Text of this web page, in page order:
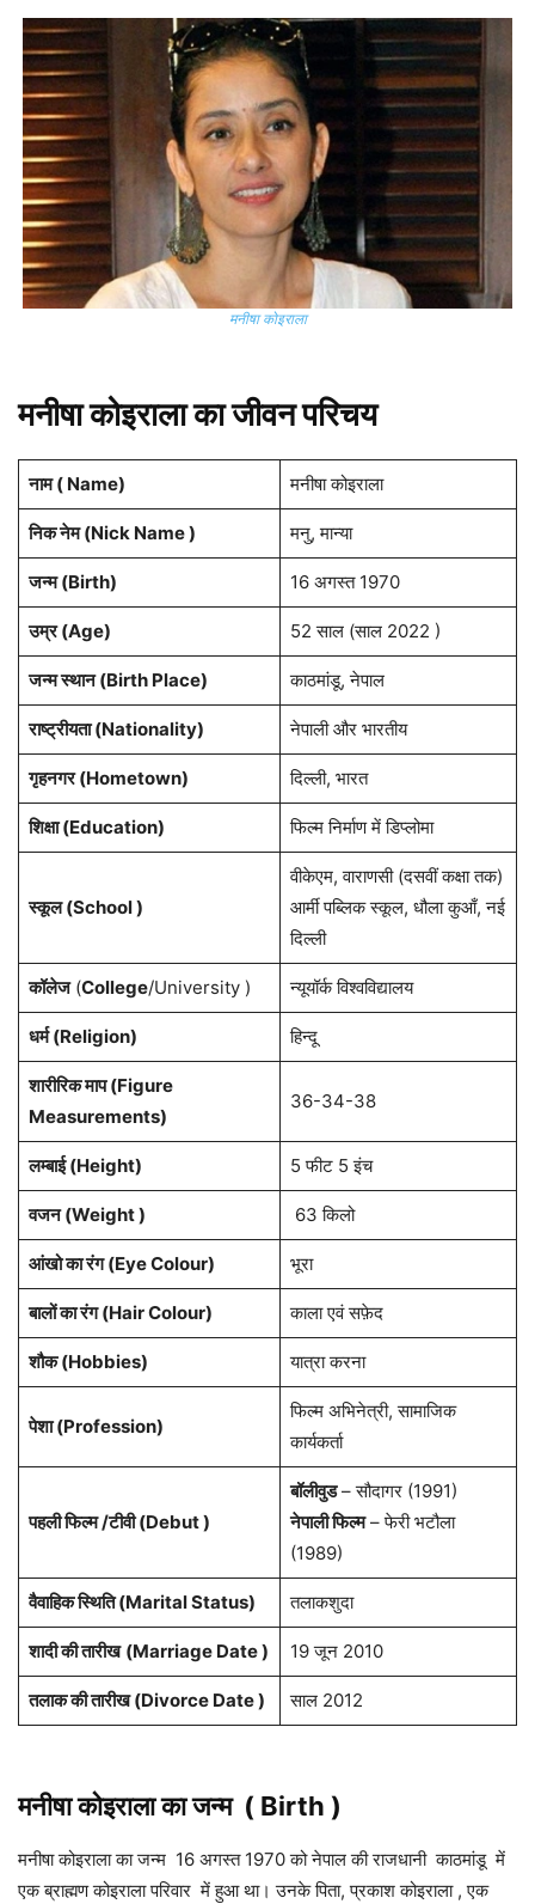
मनीषा कोइराला
मनीषा कोइराला का जीवन परिचय
नाम ( Name) मनीषा कोइराला
निक नेम (Nick Name ) मनु, मान्या
जन्म (Birth) 16 अगस्त 1970
उम्र (Age) 52 साल (साल 2022 )
जन्म स्थान (Birth Place) काठमांडू, नेपाल
राष्ट्रीयता (Nationality) नेपाली और भारतीय
गृहनगर (Hometown) दिल्ली, भारत
शिक्षा (Education) फिल्म निर्माण में डिप्लोमा
स्कूल (School )
वीकेएम, वाराणसी (दसवीं कक्षा तक)
आर्मी पब्लिक स्कूल, धौला कुआँ, नई
दिल्ली
कॉलेज(College/University ) न्यूयॉर्क विश्वविद्यालय
धर्म (Religion) हिन्दू
शारीरिक माप (Figure
Measurements)
36-34-38
लम्बाई (Height) 5 फीट 5 इंच
वजन (Weight ) 63 किलो
आंखो का रंग (Eye Colour) भूरा
बालों का रंग (Hair Colour) काला एवं सफ़ेद
शौक (Hobbies) यात्रा करना
पेशा (Profession)
फिल्म अभिनेत्री, सामाजिक
कार्यकर्ता
पहली फिल्म /टीवी (Debut )
बॉलीवुड– सौदागर (1991)
नेपाली फिल्म– फेरी भटौला
(1989)
वैवाहिक स्थिति (Marital Status) तलाकशुदा
शादी की तारीख (Marriage Date ) 19 जून 2010
तलाक की तारीख (Divorce Date ) साल 2012
मनीषा कोइरालाका जन्म ( Birth )
मनीषा कोइराला का जन्म 16 अगस्त 1970 को नेपाल की राजधानी काठमांडू में
एक ब्राह्मण कोइराला परिवार में हुआ था। उनके पिता, प्रकाश कोइराला , एक